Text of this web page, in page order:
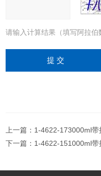
请输入计算结果（填写阿拉
上一篇： 1-4622-173000ml带
下一篇： 1-4622-151000ml带